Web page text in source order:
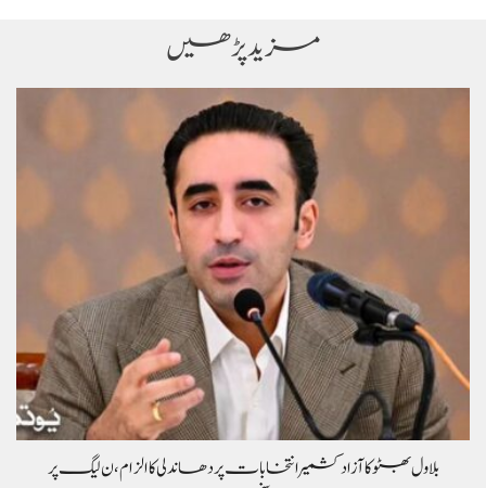
مزید پڑھیں
بلاول بھٹو کا آزاد کشمیر انتخابات پر دھاندلی کا الزام، ن لیگ پر